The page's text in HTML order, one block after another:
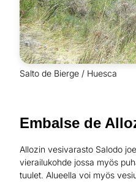
Salto de Bierge / Huesca
Embalse de
Allozin vesivarasto Salodo
vierailukohde jossa myös
tuulet. Alueella voi myös